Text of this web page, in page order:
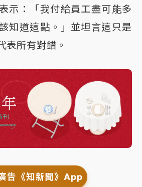
示：「我付給員工盡可能多
知道這點。」並坦言這只是
表所有對錯。
告《知新聞》App